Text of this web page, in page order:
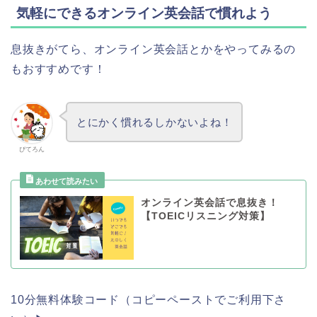
気軽にできるオンライン英会話で慣れよう
息抜きがてら、オンライン英会話とかをやってみるの
もおすすめです！
ぴてろん
とにかく慣れるしかないよね！
オンライン英会話で息抜き！
【TOEICリスニング対策】
10分無料体験コード（コピーペーストでご利用下さ